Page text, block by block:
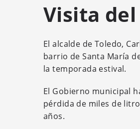
Visita
El alcalde de Toledo,
barrio de Santa María
la temporada estival.
El Gobierno municipal
pérdida de miles de
años.